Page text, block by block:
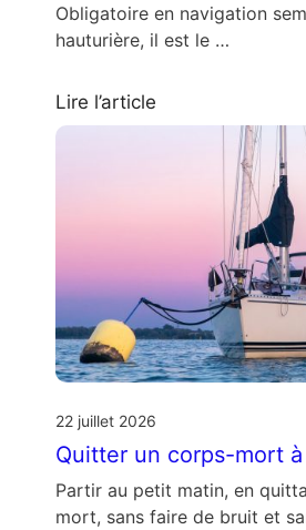
Obligatoire en navigation
hauturière, il est le …
Lire l’article
22 juillet 2026
Quitter un corps-mort
Partir au petit matin, en
mort, sans faire de bruit et